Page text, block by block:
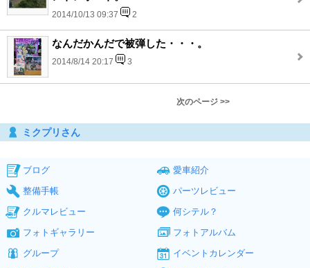
2014/10/13 09:37 2
なんだかんだで被弾した・・・。
2014/8/14 20:17 3
次のページ >>
ミクプリさん
ブログ
愛車紹介
整備手帳
パーツレビュー
クルマレビュー
何シテル？
フォトギャラリー
フォトアルバム
グループ
イベントカレンダー